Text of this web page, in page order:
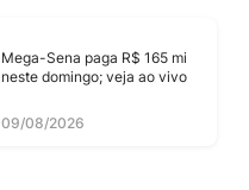
Mega-Sena paga R$ 165 mi
neste domingo; veja ao vivo
09/08/2026